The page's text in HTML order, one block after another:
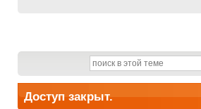
Доступ закрыт.